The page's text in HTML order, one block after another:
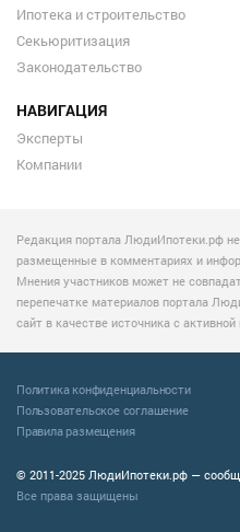
Ипотека и строительство
Секьюритизация
Законодательство
НАВИГАЦИЯ
Эксперты
Компании
Редакция портала ЛюдиИпотеки.рф
размещенные в комментариях и
Мнения участников может не
перепечатке материалов портала
сайт в качестве источника с
© 2011-2025 ЛюдиИпотеки.рф —
Все права защищены
Политика конфиденциальности
Пользовательское соглашение
Правила размещения